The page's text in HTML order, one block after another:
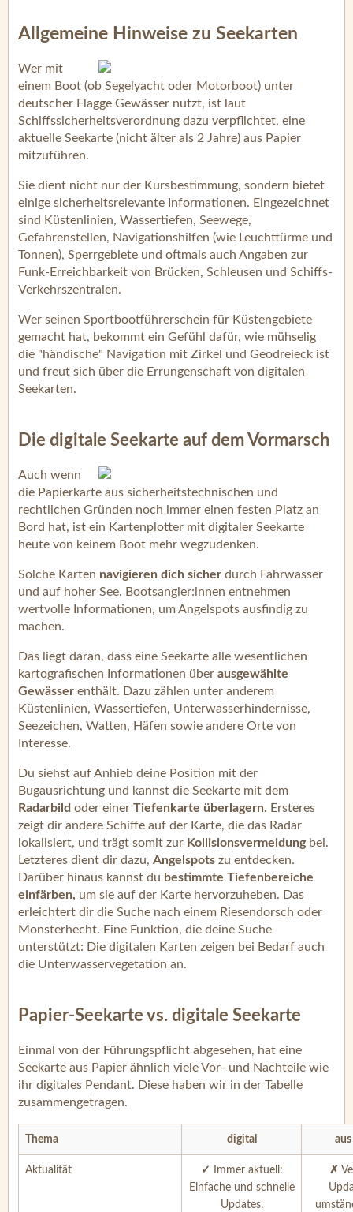
Allgemeine Hinweise zu Seekarten
Wer mit
einem Boot (ob Segelyacht oder Motorboot) unter
deutscher Flagge Gewässer nutzt, ist laut
Schiffssicherheitsverordnung dazu verpflichtet, eine
aktuelle Seekarte (nicht älter als 2 Jahre) aus Papier
mitzuführen.
Sie dient nicht nur der Kursbestimmung, sondern bietet
einige sicherheitsrelevante Informationen. Eingezeichnet
sind Küstenlinien, Wassertiefen, Seewege,
Gefahrenstellen, Navigationshilfen (wie Leuchttürme und
Tonnen), Sperrgebiete und oftmals auch Angaben zur
Funk-Erreichbarkeit von Brücken, Schleusen und Schiffs-
Verkehrszentralen.
Wer seinen Sportbootführerschein für Küstengebiete
gemacht hat, bekommt ein Gefühl dafür, wie mühselig
die "händische" Navigation mit Zirkel und Geodreieck ist
und freut sich über die Errungenschaft von digitalen
Seekarten.
Die digitale Seekarte auf dem Vormarsch
Auch wenn
die Papierkarte aus sicherheitstechnischen und
rechtlichen Gründen noch immer einen festen Platz an
Bord hat, ist ein Kartenplotter mit digitaler Seekarte
heute von keinem Boot mehr wegzudenken.
Solche Karten navigieren dich sicher durch Fahrwasser
und auf hoher See. Bootsangler:innen entnehmen
wertvolle Informationen, um Angelspots ausfindig zu
machen.
Das liegt daran, dass eine Seekarte alle wesentlichen
kartografischen Informationen über ausgewählte
Gewässer enthält. Dazu zählen unter anderem
Küstenlinien, Wassertiefen, Unterwasserhindernisse,
Seezeichen, Watten, Häfen sowie andere Orte von
Interesse.
Du siehst auf Anhieb deine Position mit der
Bugausrichtung und kannst die Seekarte mit dem
Radarbild oder einer Tiefenkarte überlagern. Ersteres
zeigt dir andere Schiffe auf der Karte, die das Radar
lokalisiert, und trägt somit zur Kollisionsvermeidungbei.
Letzteres dient dir dazu, Angelspots zu entdecken.
Darüber hinaus kannst du bestimmte Tiefenbereiche
einfärben, um sie auf der Karte hervorzuheben. Das
erleichtert dir die Suche nach einem Riesendorsch oder
Monsterhecht. Eine Funktion, die deine Suche
unterstützt: Die digitalen Karten zeigen bei Bedarf auch
die Unterwasservegetation an.
Papier-Seekarte vs. digitale Seekarte
Einmal von der Führungspflicht abgesehen, hat eine
Seekarte aus Papier ähnlich viele Vor- und Nachteile wie
ihr digitales Pendant. Diese haben wir in der Tabelle
zusammengetragen.
Thema digital
Aktualität ✓
Immer aktuell:
Einfache und schnelle
Updates.
✗